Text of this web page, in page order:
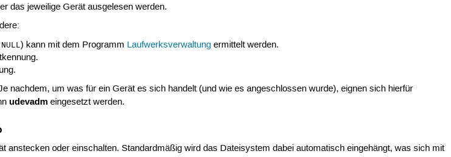
das jeweilige Gerät ausgelesen werden.
NULL) kann mit dem Programm Laufwerksverwaltungermittelt werden.
nachdem, um was für ein Gerät es sich handelt (und wie es angeschlossen wurde), eignen sich hierfür
udevadm eingesetzt werden.
anstecken oder einschalten. Standardmäßig wird das Dateisystem dabei automatisch eingehängt, was sich mit